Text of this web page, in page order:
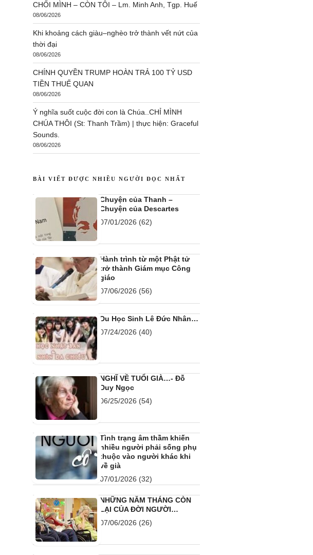
CHỐI MÌNH – CÒN TÔI – Lm. Minh Anh, Tgp. Huế
08/06/2026
Khi khoảng cách giàu–nghèo trở thành vết nứt của
thời đại
08/06/2026
CHÍNH QUYỀN TRUMP HOÀN TRẢ 100 TỶ USD
TIỀN THUẾ QUAN
08/06/2026
Ý nghĩa suốt cuộc đời con là Chúa..CHỈ MÌNH
CHÚA THÔI (St: Thanh Trầm) | thực hiện: Graceful
Sounds.
08/06/2026
BÀI VIẾT ĐƯỢC NHIỀU NGƯỜI ĐỌC NHẤT
Chuyện của Thanh –
Chuyện của Descartes
07/01/2026 (62)
Hành trình từ một Phật tử
trở thành Giám mục Công
giáo
07/06/2026 (56)
Du Học Sinh Lê Đức Nhân…
07/24/2026 (40)
NGHĨ VỀ TUỔI GIÀ…- Đỗ
Duy Ngọc
06/25/2026 (54)
Tình trạng âm thầm khiến
nhiều người phải sống phụ
thuộc vào người khác khi
về già
07/01/2026 (32)
NHỮNG NĂM THÁNG CÒN
LẠI CỦA ĐỜI NGƯỜI…
07/06/2026 (26)